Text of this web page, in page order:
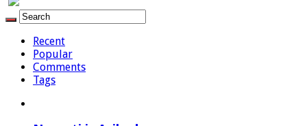
Recent
Popular
Comments
Tags